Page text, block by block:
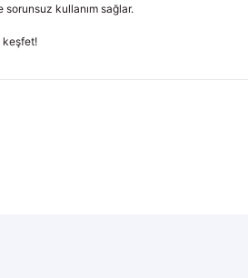
kullanım sağlar.
keşfet!